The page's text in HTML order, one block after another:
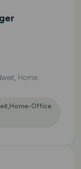
Home
Office